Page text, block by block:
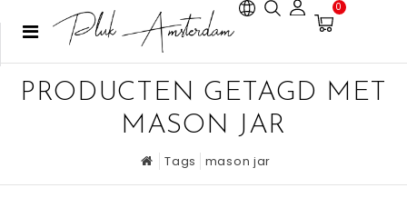
0
PRODUCTEN GETAGD MET
MASON JAR
Tags mason jar